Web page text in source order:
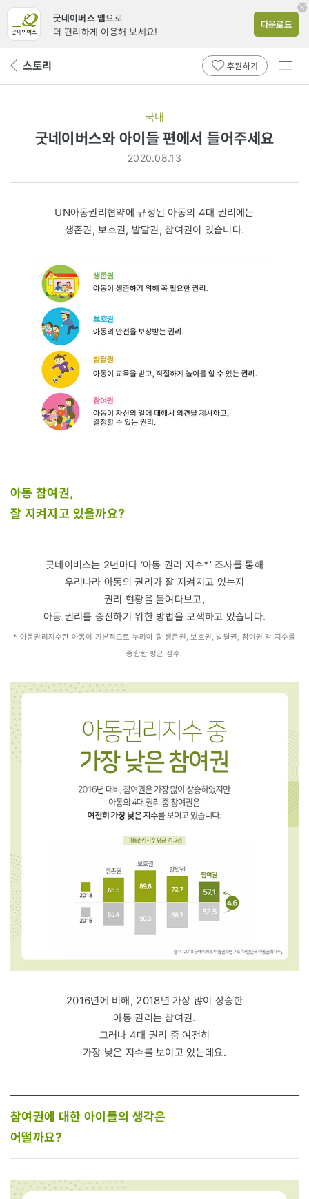
굿네이버스 앱으로
더 편리하게 이용해 보세요!
다운로드
뒤 스토리 후원하기
전체
국내
굿네이버스와 아이들 편에서 들어주세요
2020.08.13
UN아동권리협약에 규정된 아동의 4대 권리에는
생존권, 보호권, 발달권, 참여권이 있습니다.
아동 참여권,
잘 지켜지고 있을까요?
굿네이버스는 2년마다 ‘아동 권리 지수*’ 조사를 통해
우리나라 아동의 권리가 잘 지켜지고 있는지
권리 현황을 들여다보고,
아동 권리를 증진하기 위한 방법을 모색하고 있습니다.
* 아동권리지수란 아동이 기본적으로 누려야 할 생존권, 보호권, 발달권, 참여권 각 지수를
종합한 평균 점수.
2016년에 비해, 2018년 가장 많이 상승한
아동 권리는 참여권.
그러나 4대 권리 중 여전히
가장 낮은 지수를 보이고 있는데요.
참여권에 대한 아이들의 생각은
어떨까요?